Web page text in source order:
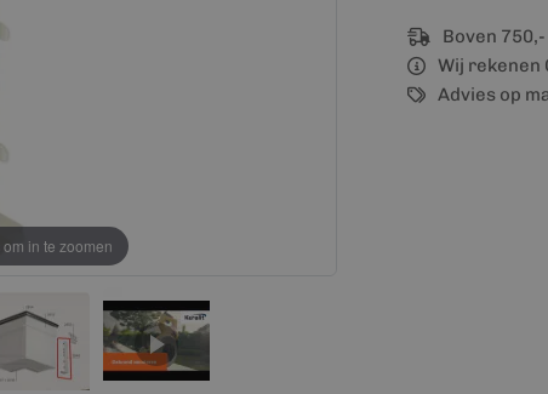
in te zoomen
Boven
Wij rekenen
Advies op